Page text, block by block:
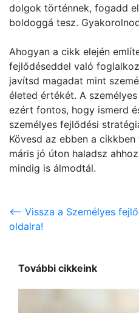
dolgok történnek, fogadd
boldoggá tesz.
Ahogyan a cikk elején
fejlődéseddel való
javítsd magadat mint
életed értékét. A
ezért fontos, hogy ismerd
személyes fejlődési
Kövesd az ebben a
máris jó úton haladsz
mindig is álmodtál.
<-- Vissza a Személyes
oldalra!
További cikkeink